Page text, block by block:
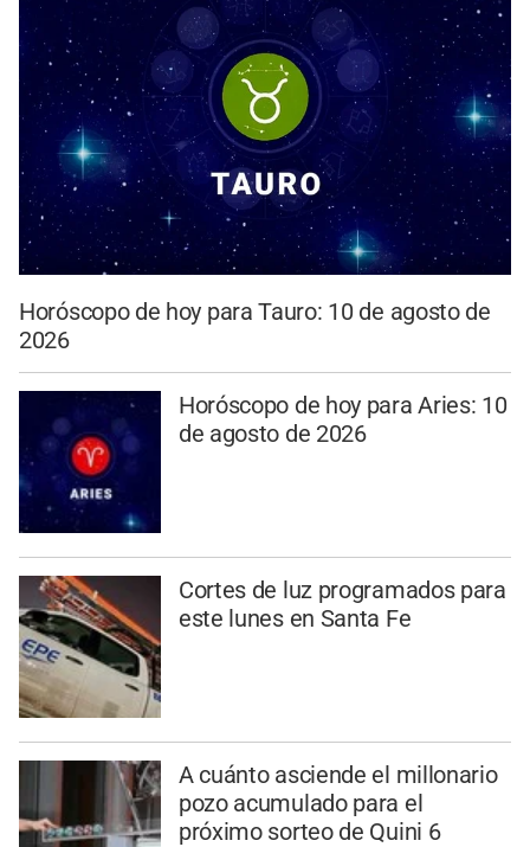
Horóscopo de hoy para Tauro: 10 de agosto de
2026
Horóscopo de hoy para Aries: 10
de agosto de 2026
Cortes de luz programados para
este lunes en Santa Fe
A cuánto asciende el millonario
pozo acumulado para el
próximo sorteo de Quini 6